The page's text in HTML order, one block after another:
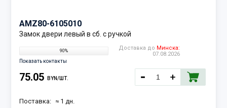
AMZ80-6105010
Замок двери левый в сб. с ручкой
90%
Показать контакты
Доставка до Минска:
07.08.2026
75.05 BYN/ШТ.
Поставка: ≈ 1 дн.